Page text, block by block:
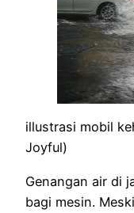
illustrasi mobil
Joyful)
Genangan air di
bagi mesin.